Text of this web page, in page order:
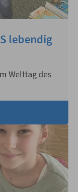
lebendig
Welttag des